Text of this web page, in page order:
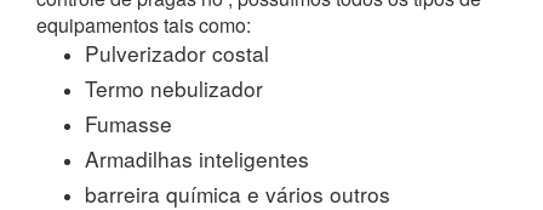
equipamentos tais como:
Pulverizador costal
Termo nebulizador
Fumasse
Armadilhas inteligentes
barreira química e vários outros